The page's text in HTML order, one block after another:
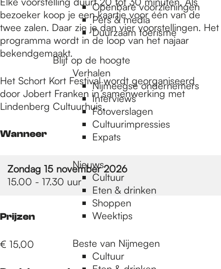
Openbare voorzieningen
Pers & media
Duurzaam toerisme
Blijf op de hoogte
Verhalen
Nijmeegse ondernemers
Interviews
Fotoverslagen
Cultuurimpressies
Expats
Nieuws
Cultuur
Eten & drinken
Shoppen
Weektips
Beste van Nijmegen
Cultuur
bezoeker koop je een kaartje voor één van de
twee zalen. Daar zie je dan vier voorstellingen. Het
programma wordt in de loop van het najaar
bekendgemaakt.
Het Schort Kort Festival wordt georganiseerd
door Jobert Franken in samenwerking met
Lindenberg Cultuurhuis.
Wanneer
Zondag 15 november 2026
15.00 - 17.30 uur
Prijzen
€ 15,00